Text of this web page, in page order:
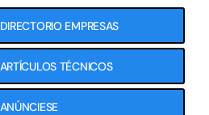
DIRECTORIO EMPRESAS
ARTÍCULOS TÉCNICOS
ANÚNCIESE